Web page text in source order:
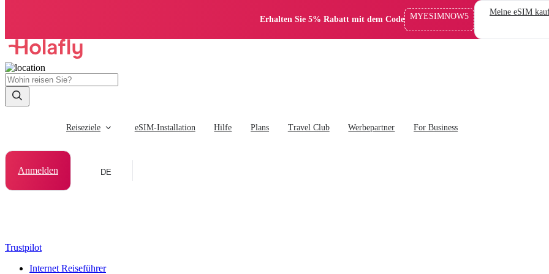
Erhalten Sie 5% Rabatt mit dem Code MYESIMNOW5 Meine eSIM
Reiseziele eSIM-Installation Hilfe Plans Travel Club Werbepartner For Business
Anmelden DE
Trustpilot
Internet Reiseführer